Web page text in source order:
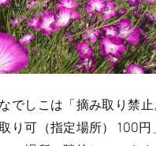
でしこは「摘み取り禁
り可（指定場所） 100円